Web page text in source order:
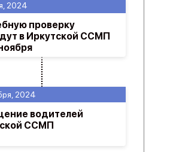
2024
водителей
ССМП
2024
проверку
в Иркутской ССМП